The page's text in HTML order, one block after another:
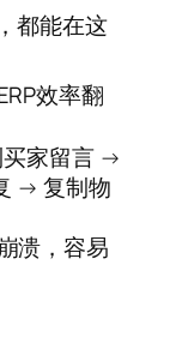
都能在这
效率翻
家留言 →
→ 复制物
溃，容易